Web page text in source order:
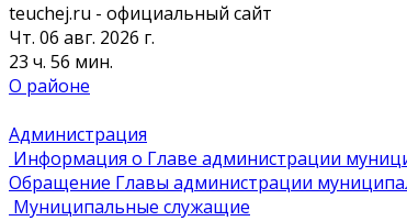
teuchej.ru - официальный сайт
Чт. 06 авг. 2026 г.
23 ч. 56 мин.
О районе
Администрация
Информация о Главе администрации
Обращение Главы администрации
Муниципальные служащие